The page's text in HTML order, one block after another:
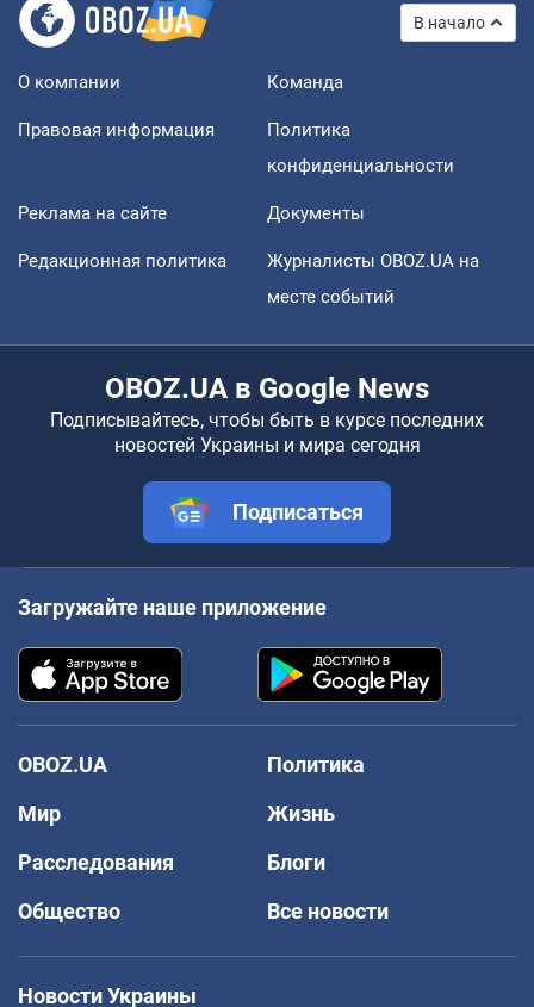
В начало
О компании Команда
Правовая информация
Политика
конфиденциальности
Реклама на сайте Документы
Редакционная политика
Журналисты OBOZ.UA на
месте событий
OBOZ.UA в Google News
Подписывайтесь, чтобы быть в курсе последних
новостей Украины и мира сегодня
Подписаться
Загружайте наше приложение
OBOZ.UA
Политика
Мир
Жизнь
Расследования
Блоги
Общество
Все новости
Новости Украины